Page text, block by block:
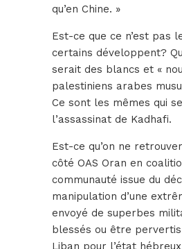
qu’en Chine. »
Est-ce que ce n’est pas
certains développent?
serait des blancs et «
palestiniens arabes
Ce sont les mêmes qui
l’assassinat de Kadhafi.
Est-ce qu’on ne
côté OAS Oran en
communauté issue du
manipulation d’une
envoyé de superbes
blessés ou être
Liban pour l’état